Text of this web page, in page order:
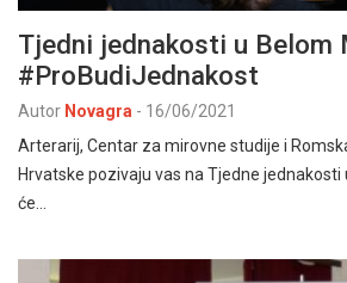
Tjedni jednakosti u Belom
#ProBudiJednakost
Autor Novagra - 16/06/2021
Arterarij, Centar za mirovne studije i
Hrvatske pozivaju vas na Tjedne jednakosti
će…